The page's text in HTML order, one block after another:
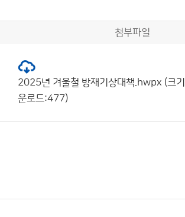
첨부파일
2025년 겨울철 방재기상대책.hwpx (크
운로드:477)